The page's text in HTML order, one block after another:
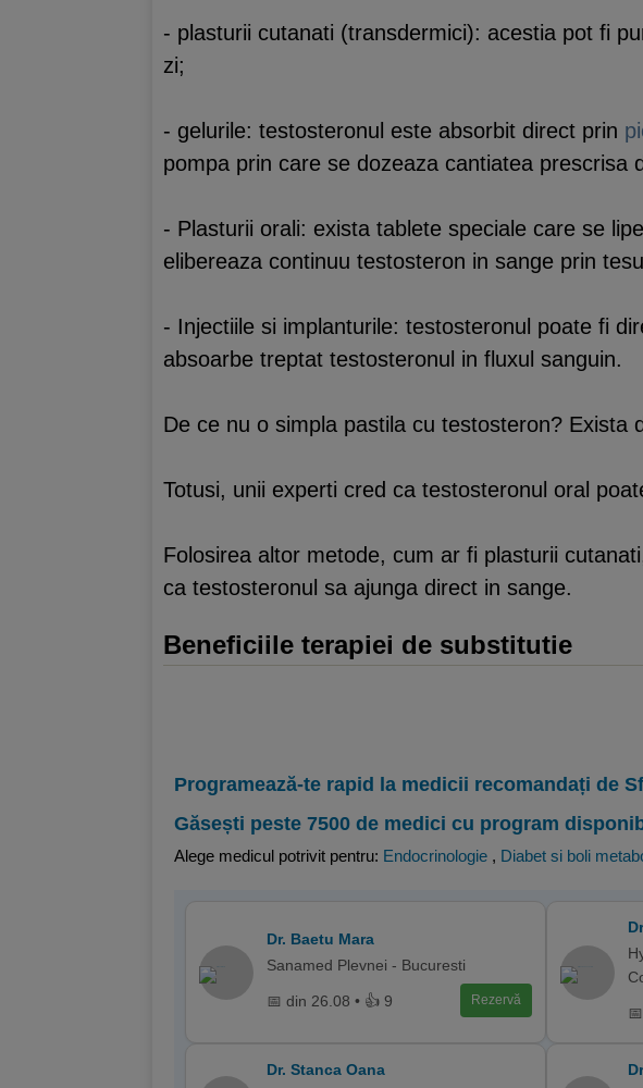
- plasturii cutanati (transdermici): acestia pot fi
zi;
- gelurile: testosteronul este absorbit direct prin
pompa prin care se dozeaza cantiatea prescrisa
- Plasturii orali: exista tablete speciale care se
elibereaza continuu testosteron in sange prin
- Injectiile si implanturile: testosteronul poate fi
absoarbe treptat testosteronul in fluxul sanguin.
De ce nu o simpla pastila cu testosteron? Exista
Totusi, unii experti cred ca testosteronul oral
Folosirea altor metode, cum ar fi plasturii
ca testosteronul sa ajunga direct in sange.
Beneficiile terapiei de substitutie
Programează-te rapid la medicii recomandați de
Găsești peste 7500 de medici cu program
Alege medicul potrivit pentru: Endocrinologie , Diabet si boli
Dr. Baetu Mara
Sanamed Plevnei - Bucuresti
📅 din 26.08 • 👍 9 Rezervă
Dr. Stanca Oana